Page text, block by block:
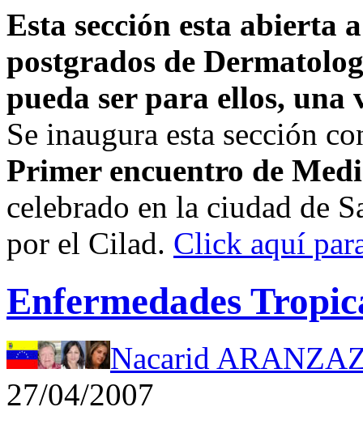
Esta sección esta abierta
postgrados de
pueda ser para ellos, una
Se inaugura esta sección
Primer encuentro de
celebrado en la ciudad de
por el Cilad. Click aquí
Enfermedades
Nacarid
27/04/2007